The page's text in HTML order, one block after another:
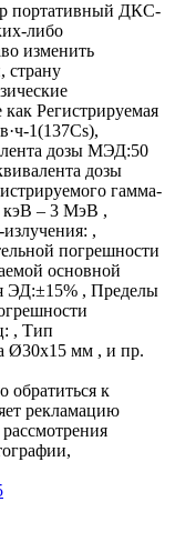
портативный ДКС-
либо
изменить
страну
как Регистрируемая
1(137Cs),
дозы МЭД:50
дозы
гамма-
кэВ – 3 МэВ ,
,
погрешности
основной
ЭД:±15% , Пределы
, Тип
Ø30x15 мм , и пр.
обратиться к
рекламацию